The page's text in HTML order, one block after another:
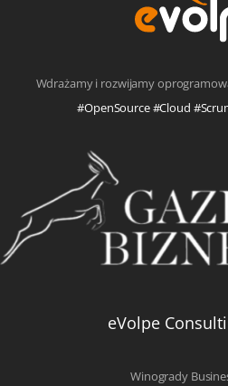
Wdrażamy i rozwijamy
#OpenSource #Cloud
eVolpe
Winogrady